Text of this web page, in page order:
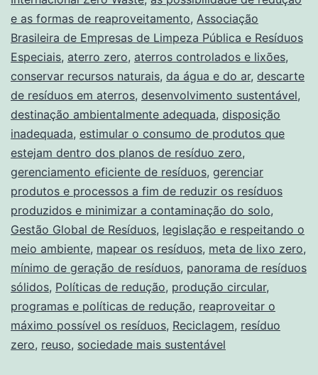
e as formas de reaproveitamento, Associação
Brasileira de Empresas de Limpeza Pública e Resíduos
Especiais, aterro zero, aterros controlados e lixões,
conservar recursos naturais, da água e do ar, descarte
de resíduos em aterros, desenvolvimento sustentável,
destinação ambientalmente adequada, disposição
inadequada, estimular o consumo de produtos que
estejam dentro dos planos de resíduo zero,
gerenciamento eficiente de resíduos, gerenciar
produtos e processos a fim de reduzir os resíduos
produzidos e minimizar a contaminação do solo,
Gestão Global de Resíduos, legislação e respeitando o
meio ambiente, mapear os resíduos, meta de lixo zero,
mínimo de geração de resíduos, panorama de resíduos
sólidos, Políticas de redução, produção circular,
programas e políticas de redução, reaproveitar o
máximo possível os resíduos, Reciclagem, resíduo
zero, reuso, sociedade mais sustentável